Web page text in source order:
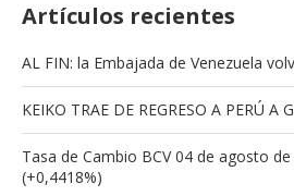
Artículos recientes
AL FIN: la Embajada de Venezuela
KEIKO TRAE DE REGRESO A PERÚ A
Tasa de Cambio BCV 04 de agosto
(+0,4418%)